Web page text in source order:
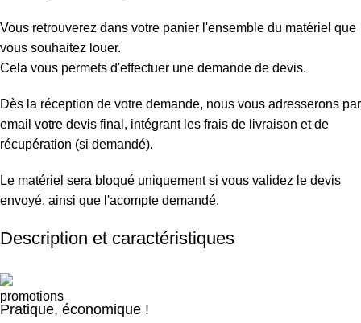
Vous retrouverez dans votre panier l'ensemble du matériel que
vous souhaitez louer.
Cela vous permets d'effectuer une demande de devis.
Dès la réception de votre demande, nous vous adresserons par
email votre devis final, intégrant les frais de livraison et de
récupération (si demandé).
Le matériel sera bloqué uniquement si vous validez le devis
envoyé, ainsi que l'acompte demandé.
Description et caractéristiques
Pratique, économique !